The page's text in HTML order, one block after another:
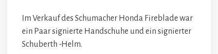
Im Verkauf des Schumacher Honda Fireblade war
ein Paar signierte Handschuhe und ein signierter
Schuberth -Helm.